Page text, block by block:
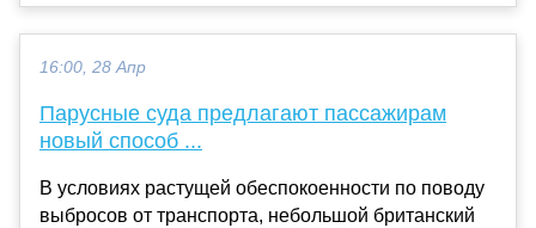
16:00, 28 Апр
Парусные суда предлагают пассажирам
новый способ ...
В условиях растущей обеспокоенности по поводу
выбросов от транспорта, небольшой британский